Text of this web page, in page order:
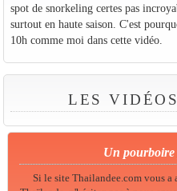
spot de snorkeling certes pas
surtout en haute saison. C'est
10h comme moi dans cette vidéo.
LES
Un pourboire
Si le site Thailandee.com vous a